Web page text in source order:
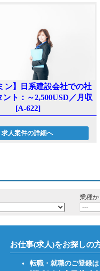
ン】日系建設会社での社
ント：～2,500USD／月収
[A-622]
求人案件の詳細へ
業種
お仕事(求人)をお探しの
転職・就職のご登録